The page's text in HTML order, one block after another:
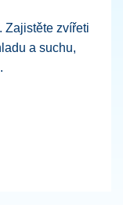
Zajistěte zvířeti
a suchu,